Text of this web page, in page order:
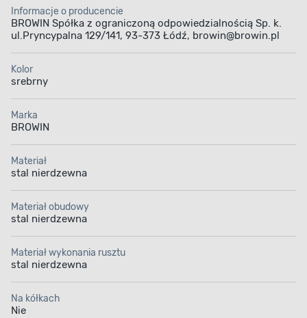
Informacje o producencie
BROWIN Spółka z ograniczoną odpowiedzialnością Sp. k.
ul.Pryncypalna 129/141, 93-373 Łódź, browin@browin.pl
Kolor
srebrny
Marka
BROWIN
Materiał
stal nierdzewna
Materiał obudowy
stal nierdzewna
Materiał wykonania rusztu
stal nierdzewna
Na kółkach
Nie